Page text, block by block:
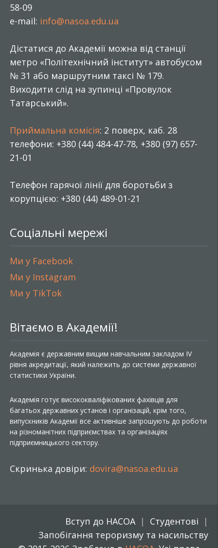
58-09
e-mail: info@nasoa.edu.ua
Дістатися до Академії можна від станції
метро «Політехнічний інститут» автобусом
№ 31 або маршрутним таксі № 179.
Виходити слід на зупинці «Провулок
Татарський».
Приймальна комісія: 2 поверх, каб. 28
телефони: +380 (44) 484-47-78, +380 (97) 657-
21-01
Телефон гарячої лінії для боротьби з
корупцією: +380 (44) 489-01-21
Соціальні мережі
Ми у Facebook
Ми у Instagram
Ми у TikTok
Вітаємо в Академії!
Академія є державним вищим навчальним закладом IV
рівня акредитації, який належить до системи державної
статистики України.
Академія готує висококваліфікованих фахівців для
багатьох державних установ і організацій, крім того,
випускників Академії все активніше запрошують до роботи
на різноманітних підприємствах та організаціях
підприємницького сектору.
Скринька довіри: dovira@nasoa.edu.ua
Вступ до НАСОА
Студентові
Запобігання тероризму та насильству